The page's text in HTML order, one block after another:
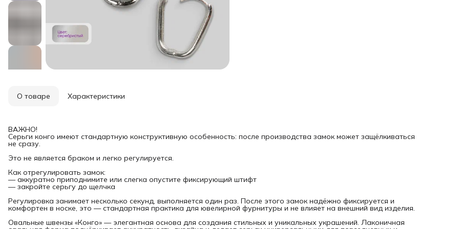
подходящей для чувствительной кожи, обеспечивая
в течение всего дня. Фурнитура соответствует высоким
подарка. Создавайте аксессуары, которые подчёркивают
индивидуальность и добавляют изящества любому образу.
О товаре Характеристики
ВАЖНО!
Серьги конго имеют стандартную конструктивную особенность: после производства замок может защёлкиваться
не сразу.
Это не является браком и легко регулируется.
Как отрегулировать замок:
— аккуратно приподнимите или слегка опустите фиксирующий штифт
— закройте серьгу до щелчка
Регулировка занимает несколько секунд, выполняется один раз. После этого замок надёжно фиксируется и
комфортен в носке, это — стандартная практика для ювелирной фурнитуры и не влияет на внешний вид изделия.
Овальные швензы «Конго» — элегантная основа для создания стильных и уникальных украшений. Лаконичная